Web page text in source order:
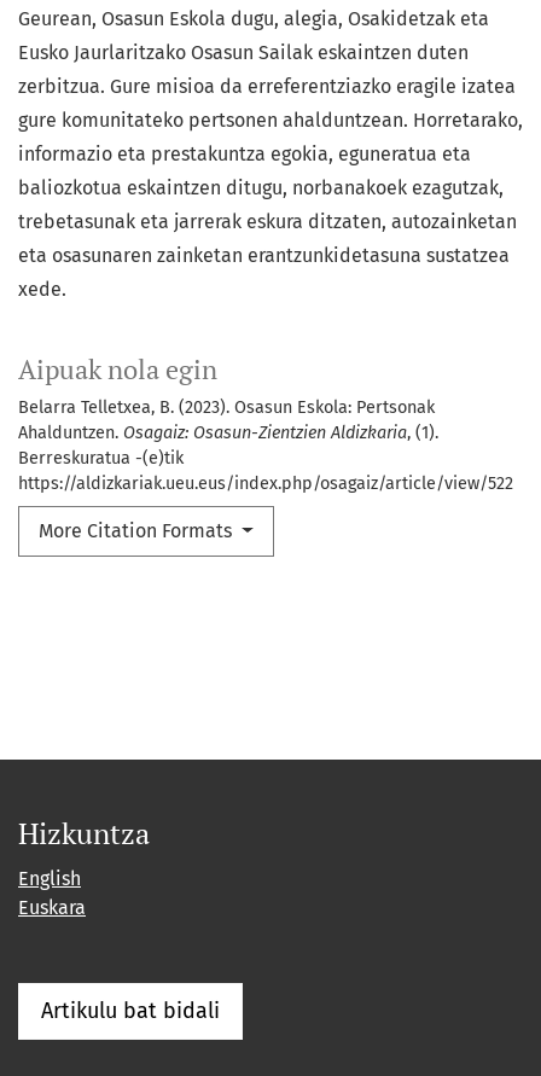
Aipuak nola egin
Belarra Telletxea, B. (2023). Osasun Eskola: Pertsonak
Ahalduntzen. Osagaiz: Osasun-Zientzien Aldizkaria, (1).
Berreskuratua -(e)tik
https://aldizkariak.ueu.eus/index.php/osagaiz/article/view/522
More Citation Formats
Geurean, Osasun Eskola dugu, alegia, Osakidetzak eta
Eusko Jaurlaritzako Osasun Sailak eskaintzen duten
zerbitzua. Gure misioa da erreferentziazko eragile izatea
gure komunitateko pertsonen ahalduntzean. Horretarako,
informazio eta prestakuntza egokia, eguneratua eta
baliozkotua eskaintzen ditugu, norbanakoek ezagutzak,
trebetasunak eta jarrerak eskura ditzaten, autozainketan
eta osasunaren zainketan erantzunkidetasuna sustatzea
xede.
Hizkuntza
English
Euskara
Artikulu bat bidali